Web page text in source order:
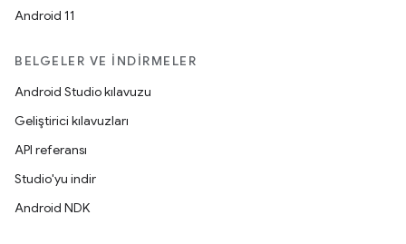
Android 11
BELGELER VE İNDIRMELER
Android Studio kılavuzu
Geliştirici kılavuzları
API referansı
Studio'yu indir
Android NDK